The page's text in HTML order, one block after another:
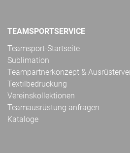
TEAMSPORTSERVICE
Teamsport-Startseite
Sublimation
Teampartnerkonzept &
Textilbedruckung
Vereinskollektionen
Teamausrüstung anfragen
Kataloge